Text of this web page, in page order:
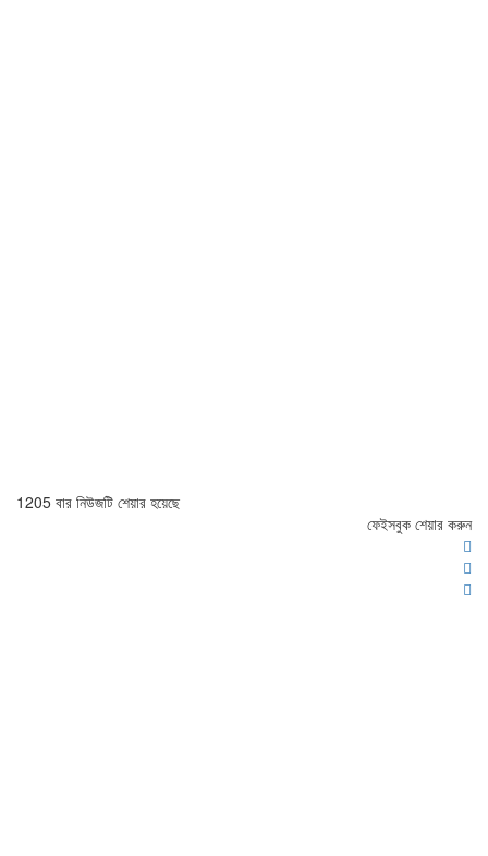
1205 বার নিউজটি শেয়ার হয়েছে
ফেইসবুক শেয়ার করুন